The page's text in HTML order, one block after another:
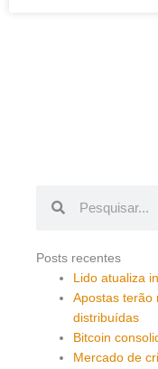
Posts recentes
Lido atualiza
Apostas terão
distribuídas
Bitcoin
Mercado de